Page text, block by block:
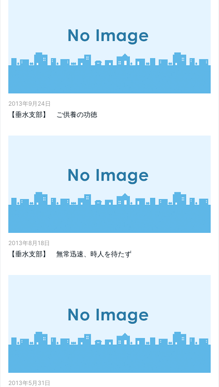
2013年9月24日
【垂水支部】 ご供養の功徳
2013年8月18日
【垂水支部】 無常迅速、時人を待たず
2013年5月31日